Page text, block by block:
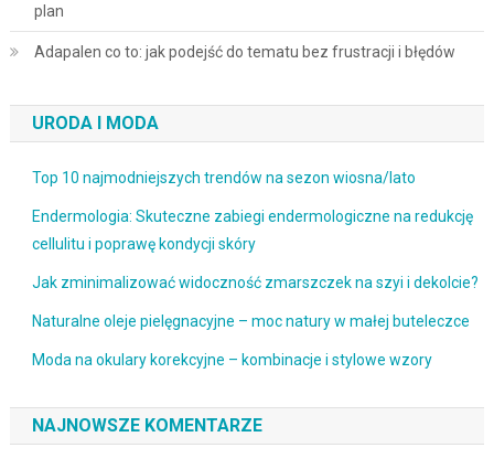
plan
Adapalen co to: jak podejść do tematu bez frustracji i błędów
URODA I MODA
Top 10 najmodniejszych trendów na sezon wiosna/lato
Endermologia: Skuteczne zabiegi endermologiczne na redukcję
cellulitu i poprawę kondycji skóry
Jak zminimalizować widoczność zmarszczek na szyi i dekolcie?
Naturalne oleje pielęgnacyjne – moc natury w małej buteleczce
Moda na okulary korekcyjne – kombinacje i stylowe wzory
NAJNOWSZE KOMENTARZE